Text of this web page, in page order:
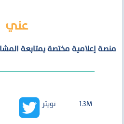
عني
منصة إعلامية مختصة بمتابعة
تويتر 1.3M